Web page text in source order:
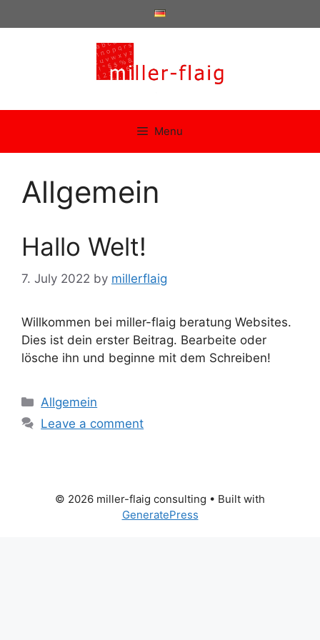
to
Menu
Allgemein
Hallo Welt!
7. July 2022 by millerflaig
Willkommen bei miller-flaig beratung Websites.
Dies ist dein erster Beitrag. Bearbeite oder
lösche ihn und beginne mit dem Schreiben!
Categories
Allgemein
Leave a comment
© 2026 miller-flaig consulting • Built with
GeneratePress